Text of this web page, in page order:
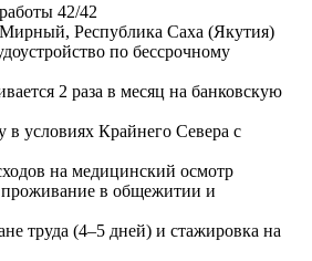
42/42
Республика Саха (Якутия)
по бессрочному
2 раза в месяц на банковскую
в условиях Крайнего Севера с
на медицинский осмотр
проживание в общежитии и
труда (4–5 дней) и стажировка на